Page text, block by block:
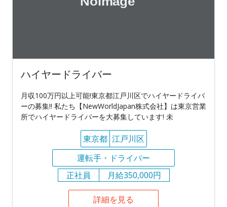
ハイヤードライバー
月収100万円以上可能!東京都江戸川区でハイヤードライバ
ーの募集!! 私たち【NewWorldJapan株式会社】は東京営業
所でハイヤードライバーを大募集しています! 未
東京都 江戸川区
運転手・ドライバー
正社員
月給350,000円
詳細を見る